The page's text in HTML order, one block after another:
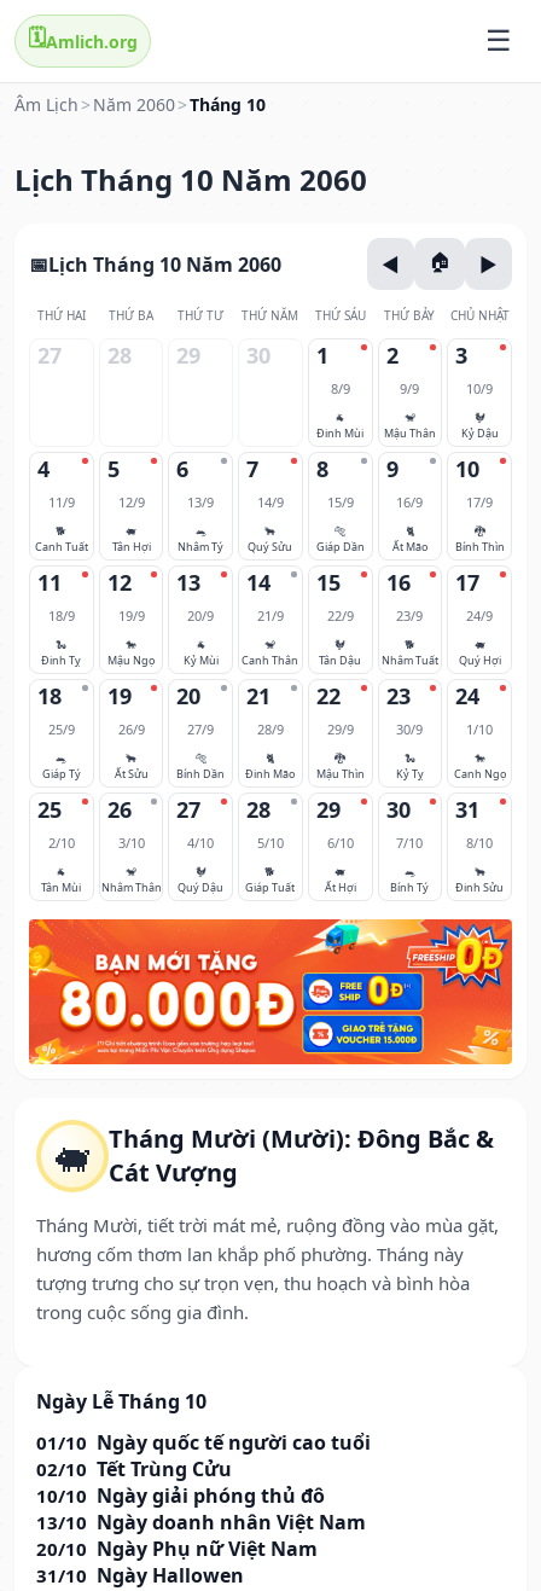
🗓️Amlich.org
Âm Lịch > Năm 2060>Tháng 10
Lịch Tháng 10 Năm 2060
🐖 Tháng Mười (Mười): Đông Bắc &
Cát Vượng
Tháng Mười, tiết trời mát mẻ, ruộng đồng vào mùa gặt,
hương cốm thơm lan khắp phố phường. Tháng này
tượng trưng cho sự trọn vẹn, thu hoạch và bình hòa
trong cuộc sống gia đình.
Ngày Lễ Tháng 10
01/10 Ngày quốc tế người cao tuổi
02/10 Tết Trùng Cửu
10/10 Ngày giải phóng thủ đô
13/10 Ngày doanh nhân Việt Nam
20/10 Ngày Phụ nữ Việt Nam
31/10 Ngày Hallowen
Lịch Tháng 10 Năm 2060
THỨ HAI THỨ BA THỨ TƯ THỨ NĂM THỨ SÁU THỨ BẢY CHỦ NHẬT
27 28 29 30 1
8/9
🐐
Đinh Mùi
2
9/9
🐒
Mậu Thân
3
10/9
🐓
Kỷ Dậu
4
11/9
🐕
Canh Tuất
5
12/9
🐖
Tân Hợi
6
13/9
🐀
Nhâm Tý
7
14/9
🐂
Quý Sửu
8
15/9
🐅
Giáp Dần
9
16/9
🐈
Ất Mão
10
17/9
🐉
Bính Thìn
11
18/9
🐍
Đinh Tỵ
12
19/9
🐎
Mậu Ngọ
13
20/9
🐐
Kỷ Mùi
14
21/9
🐒
Canh Thân
15
22/9
🐓
Tân Dậu
16
23/9
🐕
Nhâm Tuất
17
24/9
🐖
Quý Hợi
18
25/9
🐀
Giáp Tý
19
26/9
🐂
Ất Sửu
20
27/9
🐅
Bính Dần
21
28/9
🐈
Đinh Mão
22
29/9
🐉
Mậu Thìn
23
30/9
🐍
Kỷ Tỵ
24
1/10
🐎
Canh Ngọ
25
2/10
🐐
Tân Mùi
26
3/10
🐒
Nhâm Thân
27
4/10
🐓
Quý Dậu
28
5/10
🐕
Giáp Tuất
29
6/10
🐖
Ất Hợi
30
7/10
🐀
Bính Tý
31
8/10
🐂
Đinh Sửu